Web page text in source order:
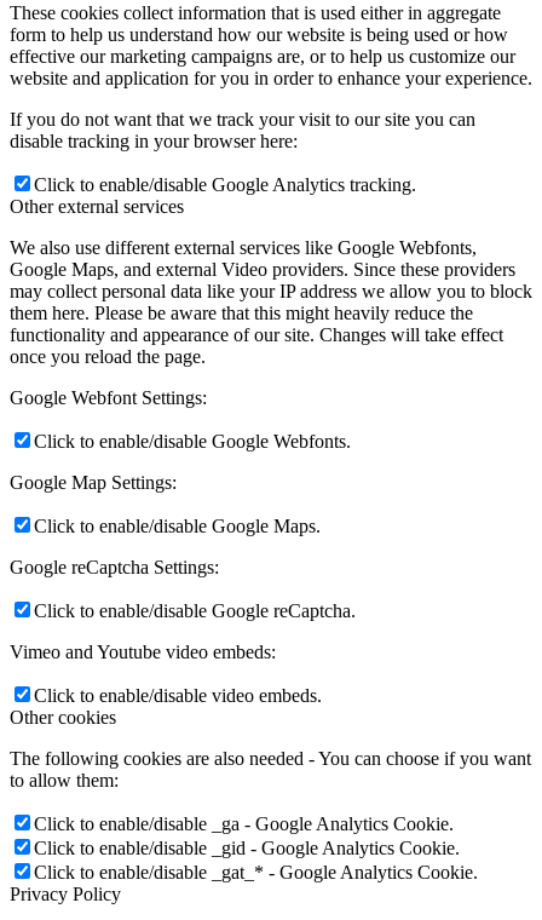
These cookies collect information that is used either in aggregate
form to help us understand how our website is being used or how
effective our marketing campaigns are, or to help us customize our
website and application for you in order to enhance your experience.
If you do not want that we track your visit to our site you can
disable tracking in your browser here:
Click to enable/disable Google Analytics tracking.
Other external services
We also use different external services like Google Webfonts,
Google Maps, and external Video providers. Since these providers
may collect personal data like your IP address we allow you to block
them here. Please be aware that this might heavily reduce the
functionality and appearance of our site. Changes will take effect
once you reload the page.
Google Webfont Settings:
Click to enable/disable Google Webfonts.
Google Map Settings:
Click to enable/disable Google Maps.
Google reCaptcha Settings:
Click to enable/disable Google reCaptcha.
Vimeo and Youtube video embeds:
Click to enable/disable video embeds.
Other cookies
The following cookies are also needed - You can choose if you want
to allow them:
Click to enable/disable _ga - Google Analytics Cookie.
Click to enable/disable _gid - Google Analytics Cookie.
Click to enable/disable _gat_* - Google Analytics Cookie.
Privacy Policy